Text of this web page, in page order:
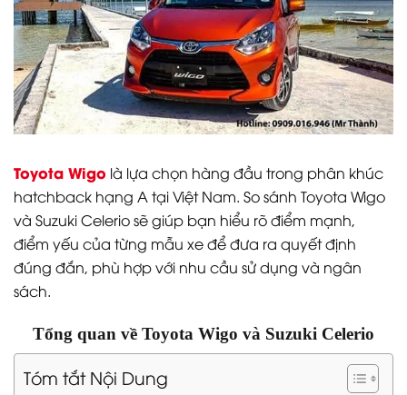
Toyota Wigo là lựa chọn hàng đầu trong phân khúc
hatchback hạng A tại Việt Nam. So sánh Toyota Wigo
và Suzuki Celerio sẽ giúp bạn hiểu rõ điểm mạnh,
điểm yếu của từng mẫu xe để đưa ra quyết định
đúng đắn, phù hợp với nhu cầu sử dụng và ngân
sách.
Tổng quan về Toyota Wigo và Suzuki Celerio
Tóm tắt Nội Dung